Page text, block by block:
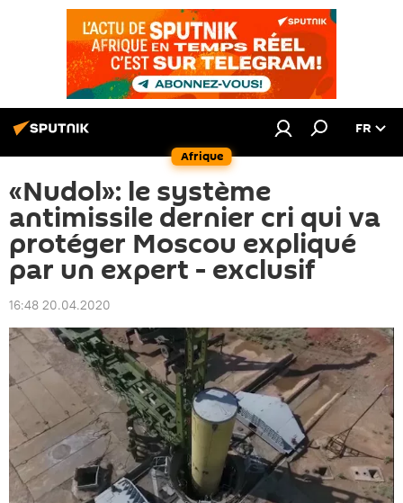
Afrique
FR
«Nudol»: le système
antimissile dernier cri qui va
protéger Moscou expliqué
par un expert - exclusif
16:48 20.04.2020